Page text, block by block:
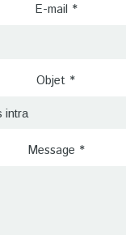
E-mail *
Objet *
Message *